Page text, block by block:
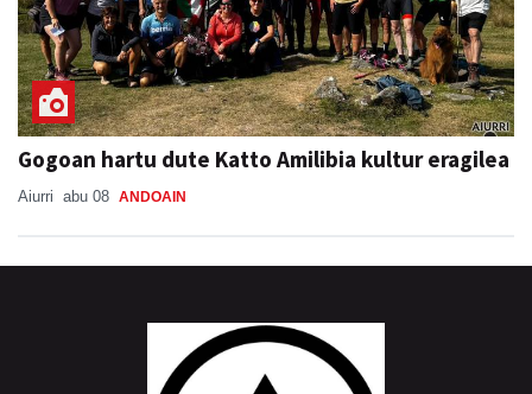
Gogoan hartu dute Katto Amilibia kultur eragilea
Aiurri abu 08 ANDOAIN